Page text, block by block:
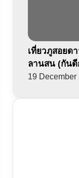
เที่ยวภูสอยด
ลานสน (กันดี
19 December